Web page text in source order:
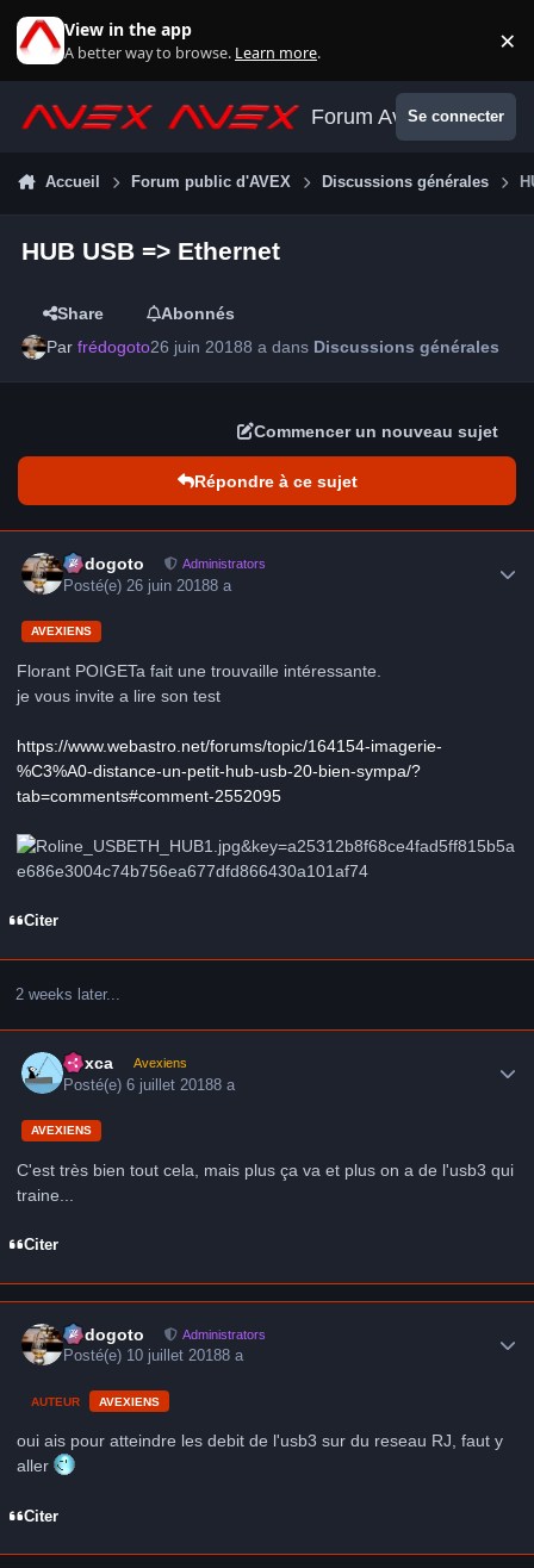
View in the app
A better way to browse. Learn more. ×
Forum AvexSe connecter
Accueil Forum public d'AVEX Discussions générales
HUB USB => Ethernet
Share
Abonnés
Parfrédogoto26 juin 20188 a dans Discussions générales
Commencer un nouveau sujet
Répondre à ce sujet
frédogoto Administrators
Posté(e) 26 juin 20188 a
AVEXIENS
Florant POIGETa fait une trouvaille intéressante.
je vous invite a lire son test
https://www.webastro.net/forums/topic/164154-imagerie-
%C3%A0-distance-un-petit-hub-usb-20-bien-sympa/?
tab=comments#comment-2552095
Citer
2 weeks later...
hoxca Avexiens
Posté(e)6 juillet 20188 a
AVEXIENS
C'est très bien tout cela, mais plus ça va et plus on a de l'usb3 qui
traine...
Citer
frédogoto Administrators
Posté(e) 10 juillet 20188 a
AUTEUR AVEXIENS
oui ais pour atteindre les debit de l'usb3 sur du reseau RJ, faut y
aller
Citer